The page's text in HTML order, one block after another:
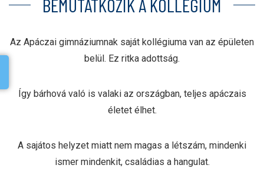
Az Apáczai gimnáziumnak saját kollégiuma van az épületen
belül. Ez ritka adottság.
Így bárhová való is valaki az országban, teljes apáczais
életet élhet.
A sajátos helyzet miatt nem magas a létszám, mindenki
ismer mindenkit, családias a hangulat.